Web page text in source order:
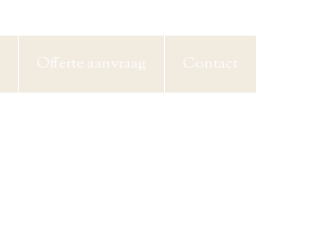
Offerte aanvraag Contact